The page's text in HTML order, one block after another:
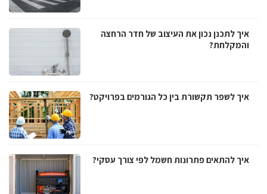
איך לתכנן נכון את העיצוב של חדר הרחצה
והמקלחת?
איך לשפר תקשורת בין כל הגורמים בפרויקט?
איך להתאים פתרונות חשמל לפי צורך עסקי?